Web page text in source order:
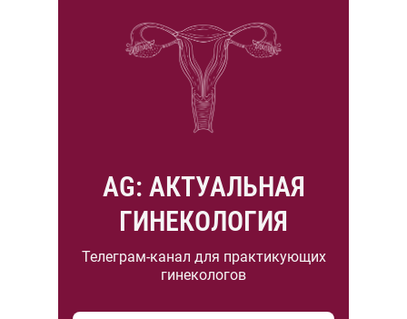
AG: АКТУАЛЬНАЯ
ГИНЕКОЛОГИЯ
Телеграм-канал для практикующих
гинекологов